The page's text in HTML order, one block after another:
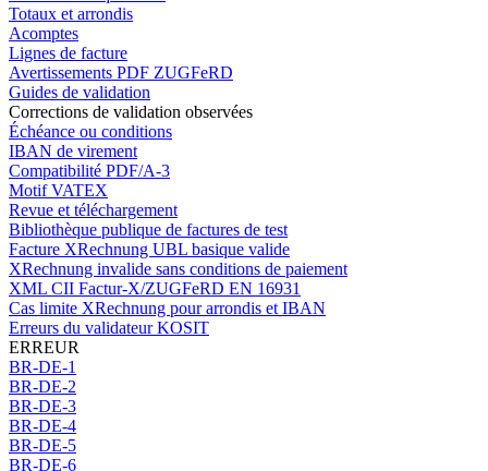
Totaux et arrondis
Acomptes
Lignes de facture
Avertissements PDF ZUGFeRD
Guides de validation
Corrections de validation observées
Échéance ou conditions
IBAN de virement
Compatibilité PDF/A-3
Motif VATEX
Revue et téléchargement
Bibliothèque publique de factures de test
Facture XRechnung UBL basique valide
XRechnung invalide sans conditions de paiement
XML CII Factur-X/ZUGFeRD EN 16931
Cas limite XRechnung pour arrondis et IBAN
Erreurs du validateur KOSIT
ERREUR
BR-DE-1
BR-DE-2
BR-DE-3
BR-DE-4
BR-DE-5
BR-DE-6